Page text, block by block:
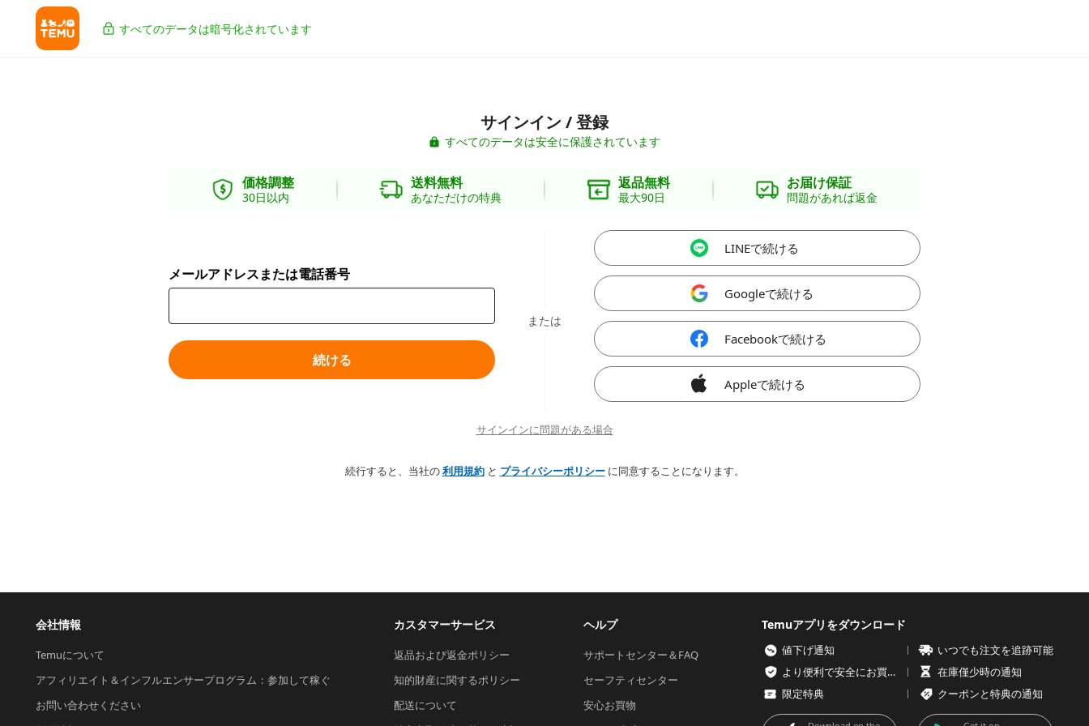
すべてのデータは暗号化されています
サインイン / 登録
すべてのデータは安全に保護されています
価格調整
30日以内
送料無料
あなただけの特典
返品無料
最大90日
お届け保証
問題があれば返金
メールアドレスまたは電話番号
続ける
または
LINEで続ける
Googleで続ける
Facebookで続ける
Appleで続ける
サインインに問題がある場合
続行すると、当社の利用規約と プライバシーポリシーに同意することになります。
会社情報
Temuについて
アフィリエイト＆インフルエンサープログラム：参加して稼ぐ
お問い合わせください
カスタマーサービス
返品および返金ポリシー
知的財産に関するポリシー
配送について
ヘルプ
サポートセンター＆FAQ
セーフティセンター
安心お買物
Temuアプリをダウンロード
値下げ通知
いつでも注文を追跡可能
より便利で安全にお買い物を
在庫僅少時の通知
限定特典
クーポンと特典の通知